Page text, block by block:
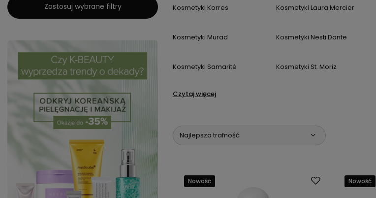
Zastosuj wybrane filtry Kosmetyki Korres Kosmetyki Laura Mercier
Kosmetyki Murad Kosmetyki Nesti Dante
Kosmetyki Samarité Kosmetyki St. Moriz
Czytaj więcej
Najlepsza trafność
Nowość Nowość